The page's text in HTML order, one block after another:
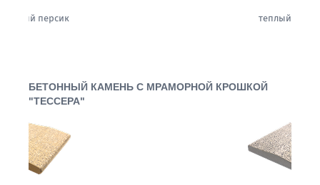
БЕТОННЫЙ КАМЕНЬ С МРАМОРНОЙ КРОШКОЙ
"ТЕССЕРА"